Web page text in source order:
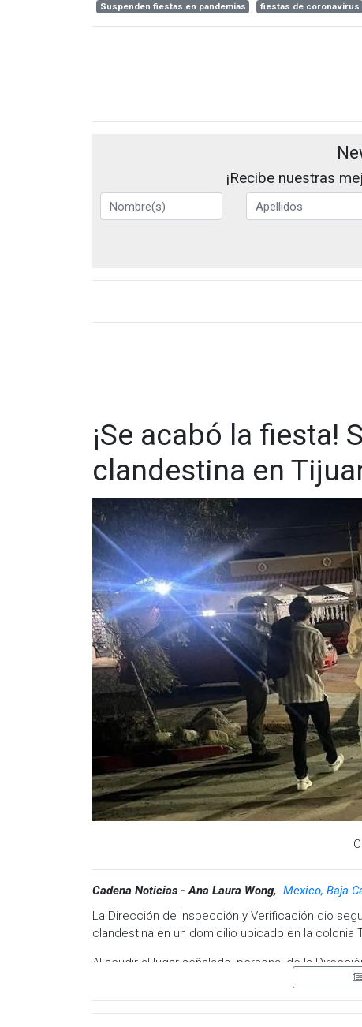
Suspenden fiestas en pandemias
fiestas de coronavirus
¡Recibe nuestras
¡Se acabó la fiesta!
clandestina en
Cadena Noticias - Ana Laura Wong, Mexico, Baja
La Dirección de Inspección y Verificación dio
clandestina en un domicilio ubicado en la colonia
Al acudir al lugar señalado, personal de la
permitía el acceso a menores de edad y el
una cuota para ingresar.